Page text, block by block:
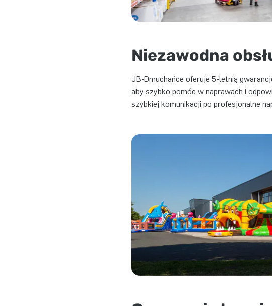
Niezawodna
JB-Dmuchańce oferuje 5-letnią
aby szybko pomóc w naprawach i
szybkiej komunikacji po profesjonalne